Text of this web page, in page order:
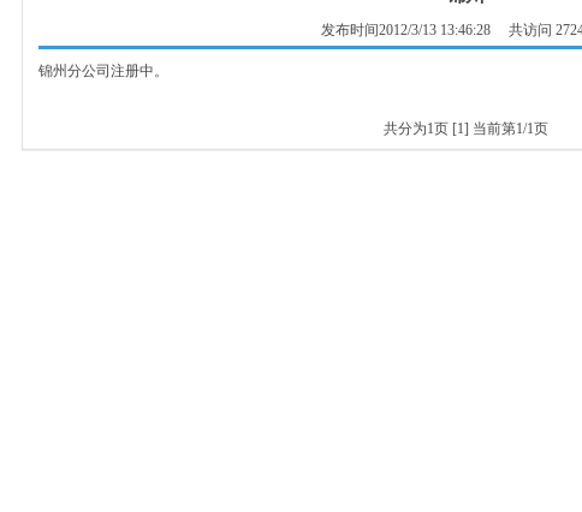
发布时间2012/3/13 13:46:28 共访问
锦州分公司注册中。
共分为1页 [1] 当前第1/1页